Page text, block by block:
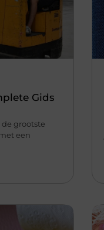
Gids
grootste
een